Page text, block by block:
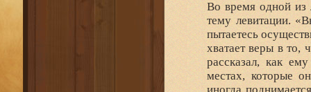
Во время одной из
тему левитации.
пытаетесь
хватает веры в то,
рассказал, как
местах, которые